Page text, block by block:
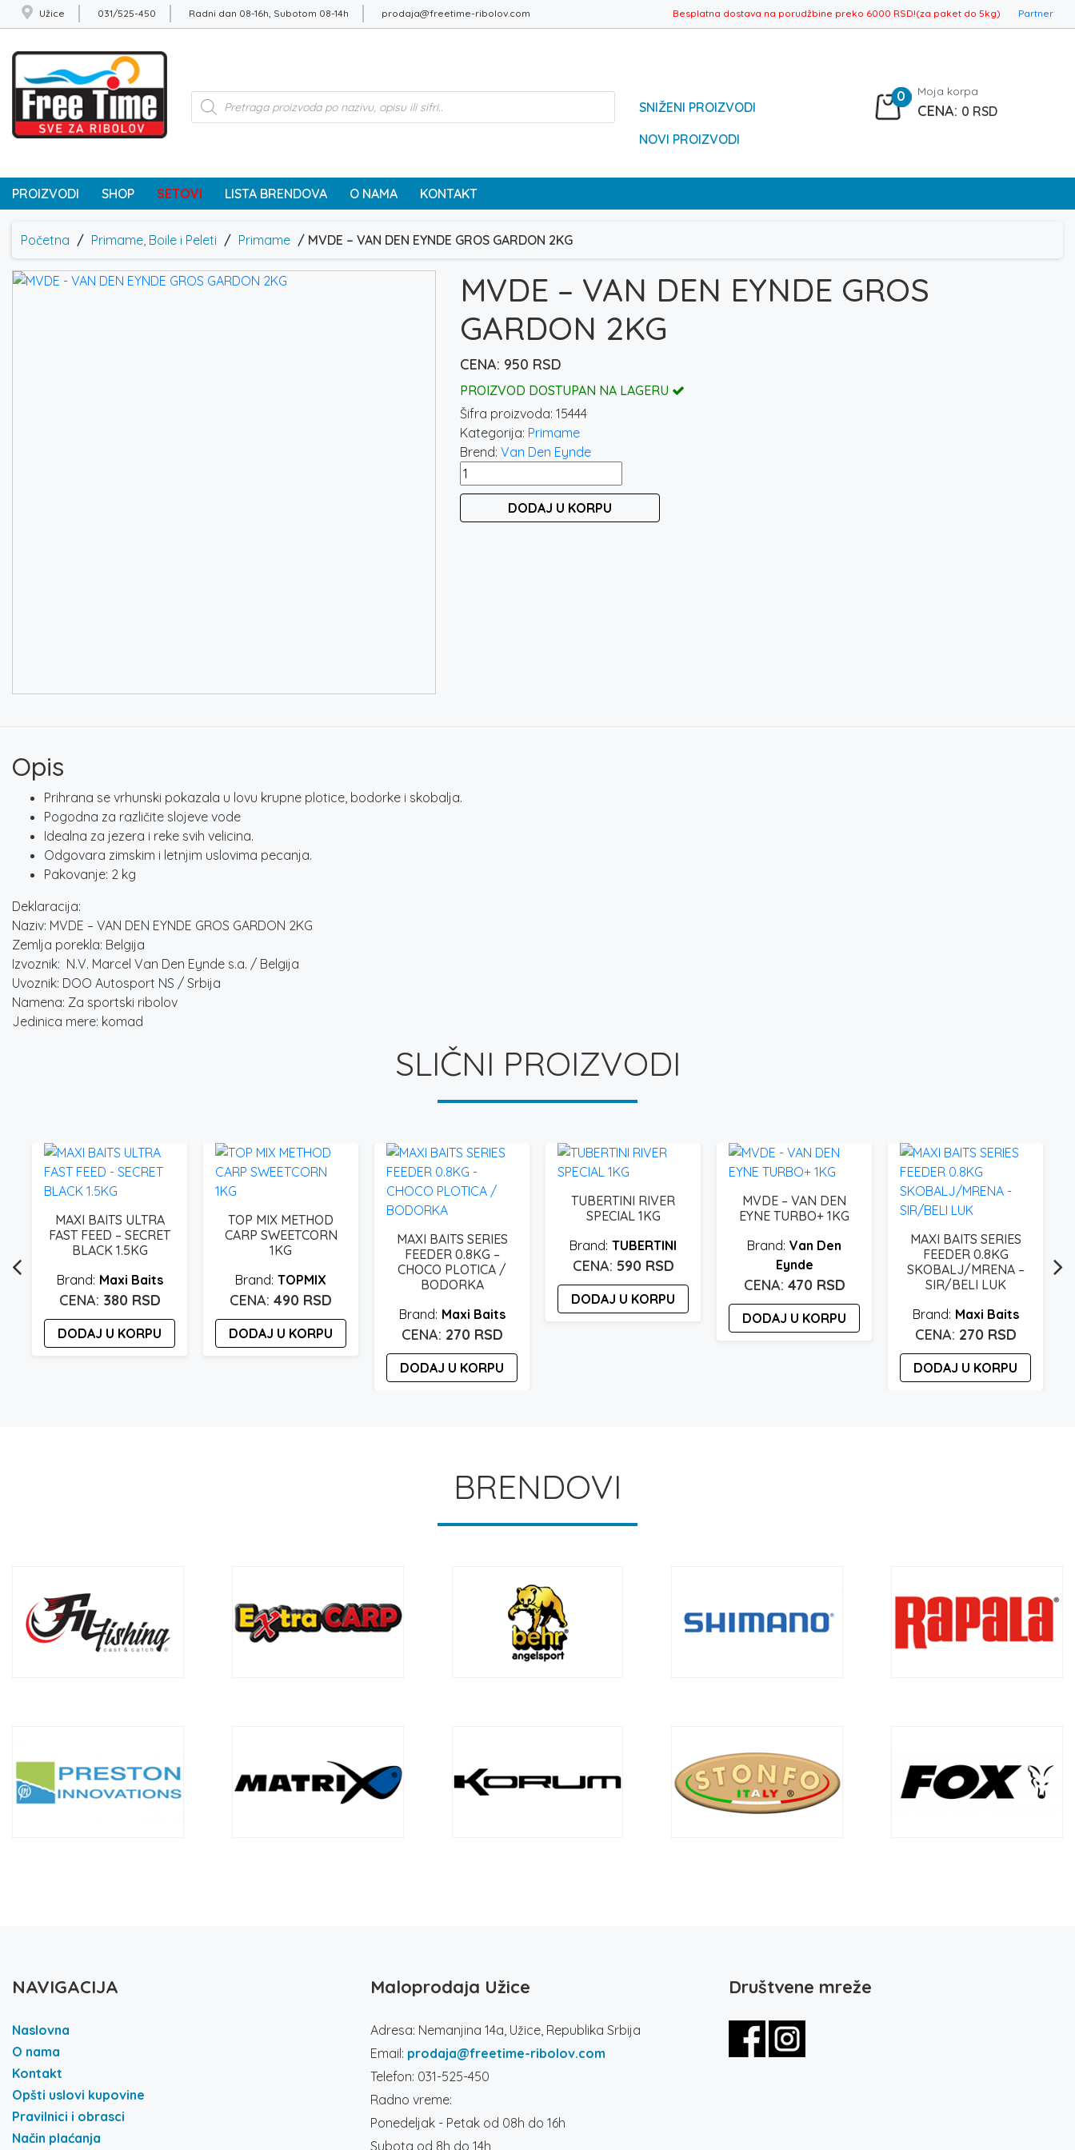
Užice 031/525-450 Radni dan 08-16h, Subotom 08-14h prodaja@freetime-ribolov.com Besplatna dostava na porudžbine preko 6000 RSD!(za paket do 5kg) Partner
Products
search
SNIŽENI PROIZVODI
NOVI PROIZVODI
0 Moja korpa
0 RSD
PROIZVODI SHOP SETOVI LISTA BRENDOVA O NAMA KONTAKT
Početna / Primame, Boile i Peleti / Primame / MVDE – VAN DEN EYNDE GROS GARDON 2KG
MVDE – VAN DEN EYNDE GROS
GARDON 2KG
950 RSD
PROIZVOD DOSTUPAN NA LAGERU
Šifra proizvoda: 15444
Kategorija: Primame
Brend: Van Den Eynde
MVDE
-
DEN
DODAJ U KORPU
Opis
Prihrana se vrhunski pokazala u lovu krupne plotice, bodorke i skobalja.
Pogodna za različite slojeve vode
Idealna za jezera i reke svih velicina.
Odgovara zimskim i letnjim uslovima pecanja.
Pakovanje: 2 kg
Deklaracija:
Naziv: MVDE – VAN DEN EYNDE GROS GARDON 2KG
Zemlja porekla: Belgija
Izvoznik: N.V. Marcel Van Den Eynde s.a. / Belgija
Uvoznik: DOO Autosport NS / Srbija
Namena: Za sportski ribolov
Jedinica mere: komad
SLIČNI PROIZVODI
MAXI BAITS ULTRA
FAST FEED – SECRET
BLACK 1.5KG
Maxi Baits
380 RSD
DODAJ U KORPU
TOP MIX METHOD
CARP SWEETCORN
1KG
TOPMIX
490 RSD
DODAJ U KORPU
MAXI BAITS SERIES
FEEDER 0.8KG –
CHOCO PLOTICA /
BODORKA
Maxi Baits
270 RSD
DODAJ U KORPU
TUBERTINI RIVER
SPECIAL 1KG
TUBERTINI
590 RSD
DODAJ U KORPU
MVDE – VAN DEN
EYNE TURBO+ 1KG
Van Den
Eynde
470 RSD
DODAJ U KORPU
MAXI BAITS SERIES
FEEDER 0.8KG
SKOBALJ/MRENA –
SIR/BELI LUK
Maxi Baits
270 RSD
DODAJ U KORPU
BRENDOVI
NAVIGACIJA
Naslovna
O nama
Kontakt
Opšti uslovi kupovine
Pravilnici i obrasci
Način plaćanja
Maloprodaja Užice
Adresa: Nemanjina 14a, Užice, Republika Srbija
Email: prodaja@freetime-ribolov.com
Telefon: 031-525-450
Radno vreme:
Ponedeljak - Petak od 08h do 16h
Subota od 8h do 14h
Društvene mreže